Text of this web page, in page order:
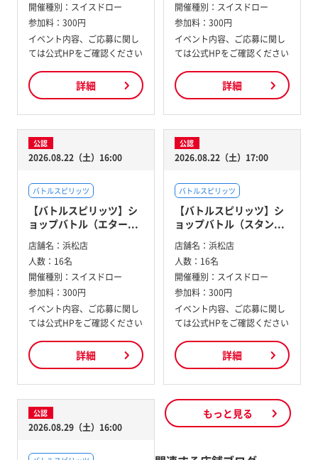
開催種別： スイスドロー
参加料： 300円
イベント内容、ご応募に関し
ては公式HPをご確認ください
詳細
開催種別： スイスドロー
参加料： 300円
イベント内容、ご応募に関し
ては公式HPをご確認ください
詳細
公認
2026.08.22（土）16:00
バトルスピリッツ
【バトルスピリッツ】シ
ョップバトル（エター...
店舗名： 浜松店
人数： 16名
開催種別： スイスドロー
参加料： 300円
イベント内容、ご応募に関し
ては公式HPをご確認ください
詳細
公認
2026.08.22（土）17:00
バトルスピリッツ
【バトルスピリッツ】シ
ョップバトル（スタン...
店舗名： 浜松店
人数： 16名
開催種別： スイスドロー
参加料： 300円
イベント内容、ご応募に関し
ては公式HPをご確認ください
詳細
公認
2026.08.29（土）16:00
もっと見る